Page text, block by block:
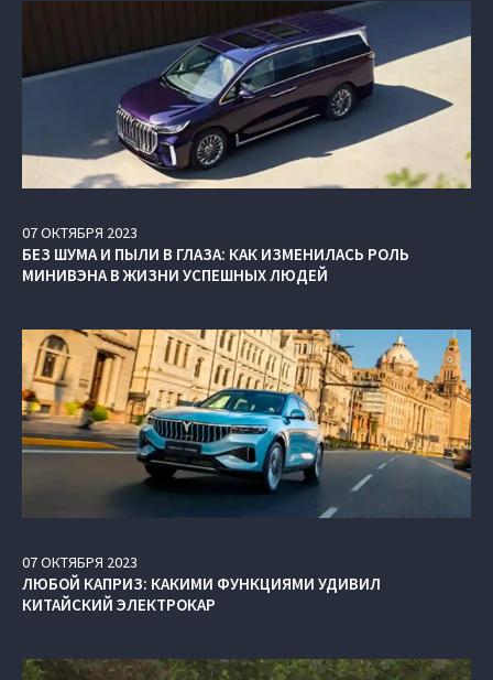
07ОКТЯБРЯ 2023
БЕЗ ШУМА И ПЫЛИ В ГЛАЗА: КАК ИЗМЕНИЛАСЬ РОЛЬ
МИНИВЭНА В ЖИЗНИ УСПЕШНЫХ ЛЮДЕЙ
07ОКТЯБРЯ 2023
ЛЮБОЙ КАПРИЗ: КАКИМИ ФУНКЦИЯМИ УДИВИЛ
КИТАЙСКИЙ ЭЛЕКТРОКАР